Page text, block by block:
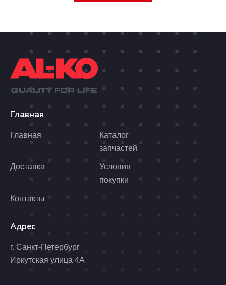
Главная
Главная
Каталог
запчастей
Доставка
Условия
покупки
Контакты
Адрес
г. Санкт-Петербург
Иркутская улица 4А